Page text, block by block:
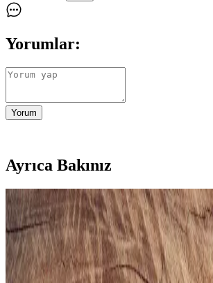
Yorumlar:
Yorum
Ayrıca Bakınız
Gezer Yazlık Erkek Terlik: Konfor
Hafif ve Dayanıklı Tasarım
Gezer Yazlık Erkek Terlik, hafif, şık ve
günlük kullanımda konfor sağlar, sade
uyum sağlar.